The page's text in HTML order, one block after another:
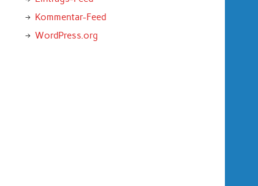
Kommentar-Feed
WordPress.org